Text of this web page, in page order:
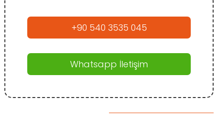
+90 540 3535 045
Whatsapp İletişim